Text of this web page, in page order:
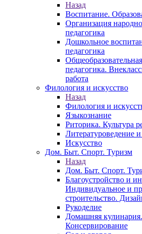
Назад
Воспитание.
Организация
педагогика
Дошкольное
педагогика
педагогика.
работа
Филология и искусство
Назад
Филология и
Языкознание
Риторика. Культура
Литературоведение
Искусство
Дом. Быт. Спорт. Туризм
Назад
Дом. Быт. Спорт.
Благоустройство и
Индивидуальное и
строительство.
Рукоделие
Домашняя
Консервирование